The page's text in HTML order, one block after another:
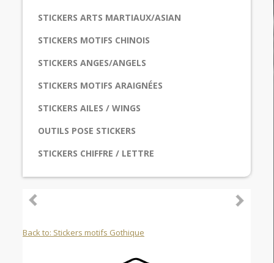
STICKERS ARTS MARTIAUX/ASIAN
STICKERS MOTIFS CHINOIS
STICKERS ANGES/ANGELS
STICKERS MOTIFS ARAIGNÉES
STICKERS AILES / WINGS
OUTILS POSE STICKERS
STICKERS CHIFFRE / LETTRE
Back to: Stickers motifs Gothique